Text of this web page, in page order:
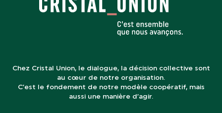
Chez Cristal Union, le dialogue, la décision collective sont
au cœur de notre organisation.
C’est le fondement de notre modèle coopératif, mais
aussi une manière d’agir.